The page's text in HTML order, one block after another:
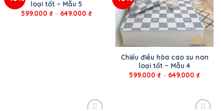
loại tốt – Mẫu 5
599.000 ₫ – 649.000 ₫
Chiếu điều hòa cao su non
loại tốt – Mẫu 4
599.000 ₫ – 649.000 ₫